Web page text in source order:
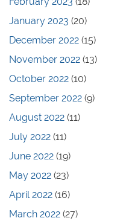
January 2023 (20)
December 2022 (15)
November 2022 (13)
October 2022 (10)
September 2022 (9)
August 2022 (11)
July 2022 (11)
June 2022 (19)
May 2022 (23)
April 2022 (16)
March 2022 (27)